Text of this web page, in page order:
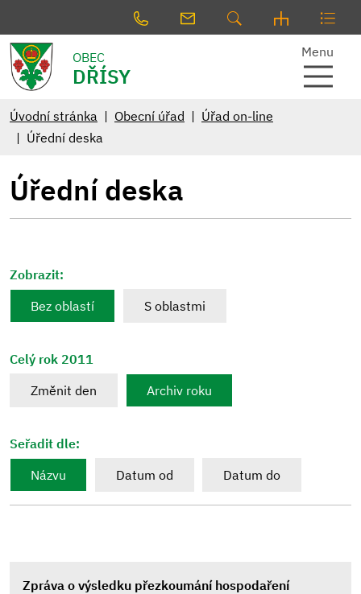
OBEC
DŘÍSY
Menu
Úvodní stránka Obecní úřad
Úřad on-line
Úřední deska
Úřední deska
Zobrazit:
Bez oblastí
S oblastmi
Celý rok 2011
Změnit den
Archiv roku
Seřadit dle:
Názvu
Datum od Datum do
Zpráva o výsledku přezkoumání hospodaření